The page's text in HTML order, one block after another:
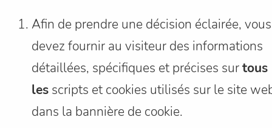
Afin de prendre une décision éclairée, vous
devez fournir au visiteur des informations
détaillées, spécifiques et précises surtous
les scripts et cookies utilisés sur le site
dans la bannière de cookie.